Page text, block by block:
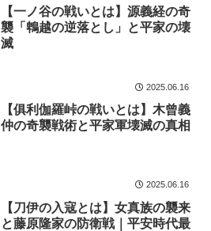
【一ノ谷の戦いとは】源義経の奇
襲「鵯越の逆落とし」と平家の壊
滅
2025.06.16
【俱利伽羅峠の戦いとは】木曾義
仲の奇襲戦術と平家軍壊滅の真相
2025.06.16
【刀伊の入寇とは】女真族の襲来
と藤原隆家の防衛戦｜平安時代最